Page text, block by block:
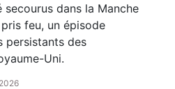
dans la Manche
feu, un épisode
persistants des
Uni.